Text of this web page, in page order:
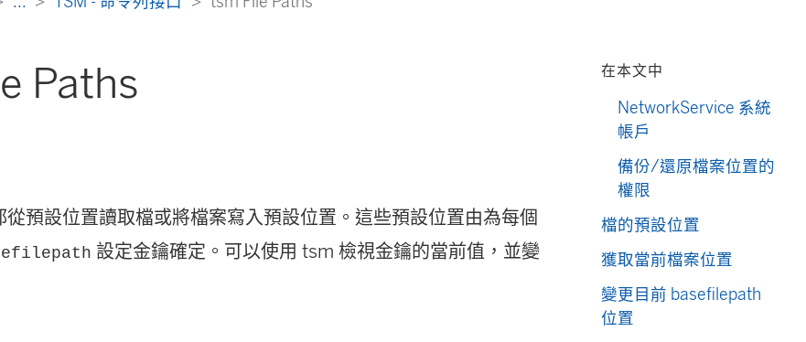
Paths
預設位置讀取檔或將檔案寫入預設位置。這些預設位置由為每個
設定金鑰確定。可以使用 tsm 檢視金鑰的當前值，並變
在本文中
NetworkService 系統
帳戶
備份/還原檔案位置的
權限
檔的預設位置
獲取當前檔案位置
變更目前 basefilepath
位置